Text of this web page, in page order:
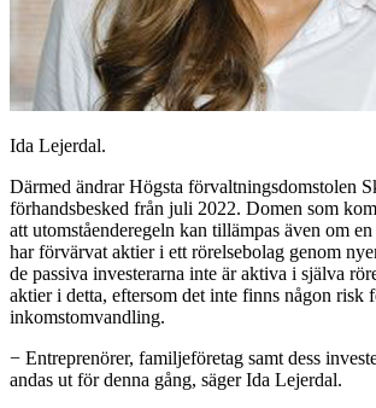
Ida Lejerdal.
Därmed ändrar Högsta förvaltningsdomstolen
förhandsbesked från juli 2022. Domen som
att utomståenderegeln kan tillämpas även om
har förvärvat aktier i ett rörelsebolag genom
de passiva investerarna inte är aktiva i själva
aktier i detta, eftersom det inte finns någon risk
inkomstomvandling.
− Entreprenörer, familjeföretag samt dess
andas ut för denna gång, säger Ida Lejerdal.